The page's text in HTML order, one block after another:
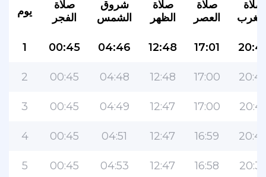
يوم
صلاة
الفجر
شروق
الشمس
صلاة
الظهر
صلاة
العصر
صلاة
1 00:45 04:46 12:48 17:01
2 00:45 04:48 12:48 17:00
3 00:45 04:49 12:47 17:00
4 00:45 04:51 12:47 16:59
5 00:45 04:53 12:47 16:58